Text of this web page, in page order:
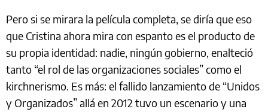
Pero si se mirara la película completa, se diría que eso
que Cristina ahora mira con espanto es el producto de
su propia identidad: nadie, ningún gobierno, enalteció
tanto “el rol de las organizaciones sociales” como el
kirchnerismo. Es más: el fallido lanzamiento de “Unidos
y Organizados” allá en 2012 tuvo un escenario y una